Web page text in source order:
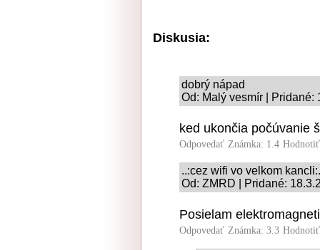
Diskusia:
dobrý nápad
Od: Malý vesmír | Pridané:
ked ukončia počúvanie
Odpovedať Známka: 1.4
..:cez wifi vo velkom
Od: ZMRD | Pridané:
Posielam
Odpovedať Známka: 3.3